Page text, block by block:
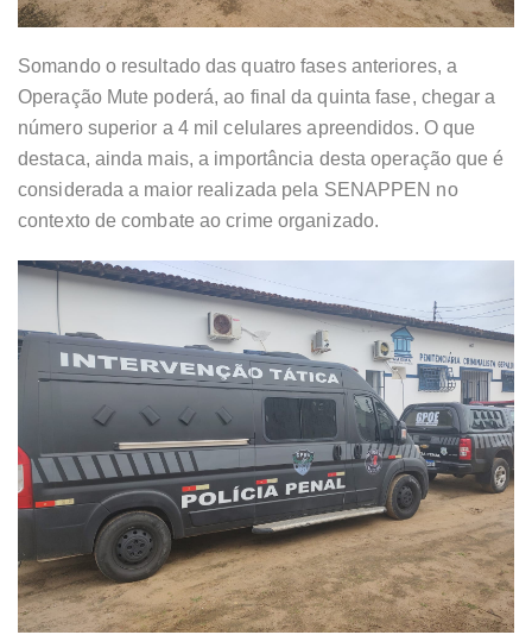
Somando o resultado das quatro fases anteriores, a
Operação Mute poderá, ao final da quinta fase, chegar a
número superior a 4 mil celulares apreendidos. O que
destaca, ainda mais, a importância desta operação que é
considerada a maior realizada pela SENAPPEN no
contexto de combate ao crime organizado.